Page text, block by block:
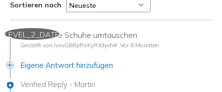
Sortieren nach
LEVEL_2_DATE
Kann ich die Schuhe umtauschen
Gestellt von ivvvGB8pRsKyRYdyvh# Vor 6 Monaten
Eigene Antwort hinzufügen
Verified Reply - Martin